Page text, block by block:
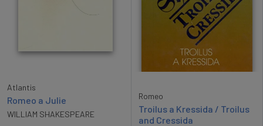
Atlantis
Romeo a Julie
WILLIAM SHAKESPEARE
Romeo
Troilus a Kressida / Troilus
and Cressida